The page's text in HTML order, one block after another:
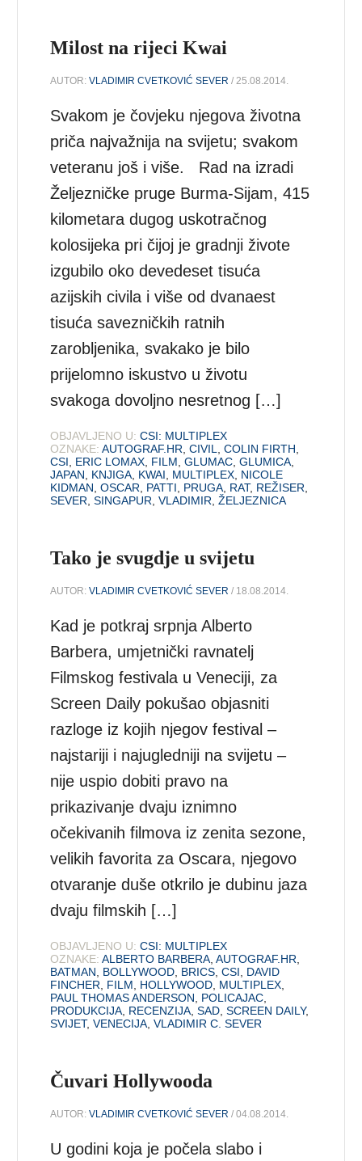
Milost na rijeci Kwai
AUTOR:VLADIMIR CVETKOVIĆ SEVER / 25.08.2014.
Svakom je čovjeku njegova životna
priča najvažnija na svijetu; svakom
veteranu još i više. Rad na izradi
Željezničke pruge Burma-Sijam, 415
kilometara dugog uskotračnog
kolosijeka pri čijoj je gradnji živote
izgubilo oko devedeset tisuća
azijskih civila i više od dvanaest
tisuća savezničkih ratnih
zarobljenika, svakako je bilo
prijelomno iskustvo u životu
svakoga dovoljno nesretnog […]
OBJAVLJENO U: CSI: MULTIPLEX
OZNAKE: AUTOGRAF.HR,CIVIL,COLIN FIRTH,
CSI, ERIC LOMAX, FILM,GLUMAC,GLUMICA,
JAPAN, KNJIGA, KWAI, MULTIPLEX, NICOLE
KIDMAN,OSCAR, PATTI, PRUGA, RAT, REŽISER,
SEVER,SINGAPUR,VLADIMIR,ŽELJEZNICA
Tako je svugdje u svijetu
AUTOR:VLADIMIR CVETKOVIĆ SEVER / 18.08.2014.
Kad je potkraj srpnja Alberto
Barbera, umjetnički ravnatelj
Filmskog festivala u Veneciji, za
Screen Daily pokušao objasniti
razloge iz kojih njegov festival –
najstariji i najugledniji na svijetu –
nije uspio dobiti pravo na
prikazivanje dvaju iznimno
očekivanih filmova iz zenita sezone,
velikih favorita za Oscara, njegovo
otvaranje duše otkrilo je dubinu jaza
dvaju filmskih […]
OBJAVLJENO U: CSI: MULTIPLEX
OZNAKE: ALBERTO BARBERA ,AUTOGRAF.HR
BATMAN
BOLLYWOOD BRICS ,CSI
DAVID
FINCHER
FILM HOLLYWOOD MULTIPLEX
PAUL THOMAS ANDERSON
POLICAJAC
PRODUKCIJA RECENZIJA ,SAD ,SCREEN DAILY,
SVIJET,VENECIJA ,VLADIMIR C. SEVER
Čuvari Hollywooda
AUTOR:VLADIMIR CVETKOVIĆ SEVER / 04.08.2014.
U godini koja je počela slabo i